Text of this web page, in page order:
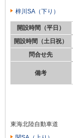
梓川SA（下り）
開設時間（平日）
開設時間（土日祝）
問合せ先
備考
東海北陸自動車道